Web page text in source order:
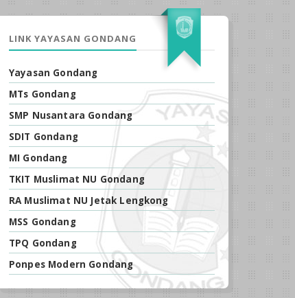
LINK YAYASAN GONDANG
Yayasan Gondang
MTs Gondang
SMP Nusantara Gondang
SDIT Gondang
MI Gondang
TKIT Muslimat NU Gondang
RA Muslimat NU Jetak Lengkong
MSS Gondang
TPQ Gondang
Ponpes Modern Gondang